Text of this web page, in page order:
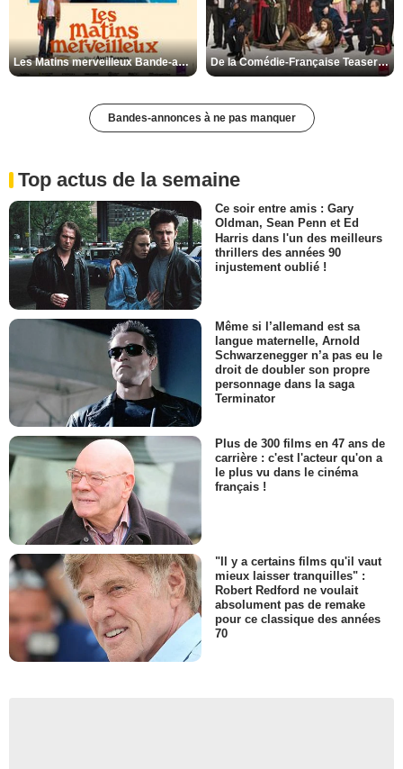
Les Matins merveilleux Bande-annonce VF De la Comédie-Française Teaser VF
Bandes-annonces à ne pas manquer
Top actus de la semaine
Ce soir entre amis : Gary
Oldman, Sean Penn et Ed
Harris dans l'un des meilleurs
thrillers des années 90
injustement oublié !
Même si l’allemand est sa
langue maternelle, Arnold
Schwarzenegger n’a pas eu le
droit de doubler son propre
personnage dans la saga
Terminator
Plus de 300 films en 47 ans de
carrière : c'est l'acteur qu'on a
le plus vu dans le cinéma
français !
"Il y a certains films qu'il vaut
mieux laisser tranquilles" :
Robert Redford ne voulait
absolument pas de remake
pour ce classique des années
70